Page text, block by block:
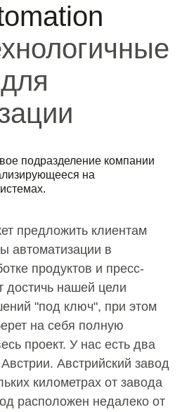
подразделение компании
на
предложить клиентам
автоматизации в
продуктов и пресс-
достичь нашей цели
"под ключ", при этом
на себя полную
проект. У нас есть два
Австрийский завод
километрах от завода
расположен недалеко от